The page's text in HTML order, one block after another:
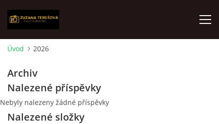
FOTOALBUM
O MNĚ
Úvod 2026
Archiv
Nalezené příspěvky
Nebyly nalezeny žádné příspěvky
Nalezené složky